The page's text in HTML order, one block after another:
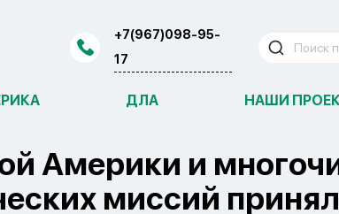
+7(967)098-95-
17
ДЛА НАШИ
Америки и
миссий